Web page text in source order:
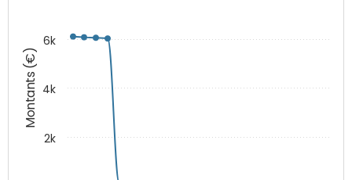
Montants (€)
2k
4k
6k